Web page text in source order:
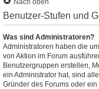
Nach oben
Benutzer-Stufen und
Was sind Administratoren?
Administratoren haben die
von Aktion im Forum
Benutzergruppen erstellen,
ein Administrator hat, sind
Gründer des Forums oder